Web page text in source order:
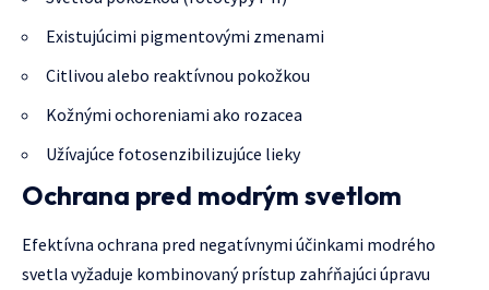
Existujúcimi pigmentovými zmenami
Citlivou alebo reaktívnou pokožkou
Kožnými ochoreniami ako rozacea
Užívajúce fotosenzibilizujúce lieky
Ochrana pred modrým svetlom
Efektívna ochrana pred negatívnymi účinkami modrého
svetla vyžaduje kombinovaný prístup zahŕňajúci úpravu